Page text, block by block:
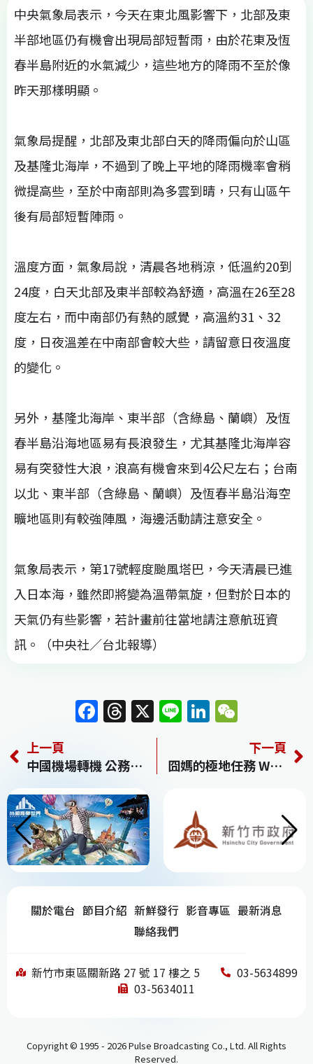
中央氣象局表示，今天在東北風影響下，北部及東
半部地區仍有機會出現局部短暫雨，由於花東及恆
春半島附近的水氣減少，這些地方的降雨不至於像
昨天那樣明顯。
氣象局提醒，北部及東北部白天的降雨偏向於山區
及基隆北海岸，不過到了晚上平地的降雨機率會稍
微提高些，至於中南部則為多雲到晴，只有山區午
後有局部短暫陣雨。
溫度方面，氣象局說，清晨各地稍涼，低溫約20到
24度，白天北部及東半部較為舒適，高溫在26至28
度左右，而中南部仍有熱的感覺，高溫約31、32
度，日夜溫差在中南部會較大些，請留意日夜溫度
的變化。
另外，基隆北海岸、東半部（含綠島、蘭嶼）及恆
春半島沿海地區易有長浪發生，尤其基隆北海岸容
易有突發性大浪，浪高有機會來到4公尺左右；台南
以北、東半部（含綠島、蘭嶼）及恆春半島沿海空
曠地區則有較強陣風，海邊活動請注意安全。
氣象局表示，第17號輕度颱風塔巴，今天清晨已進
入日本海，雖然即將變為溫帶氣旋，但對於日本的
天氣仍有些影響，若計畫前往當地請注意航班資
訊。（中央社／台北報導）
F
a
c
e
b
o
o
k
T
h
re
a
d
s
X Li
n
e
Li
n
k
e
n
C
h
上一頁
中國機場轉機 公務員須事先申請
下一頁
囧媽的極地任務 Where’d You Go Bernadette?
關於電台 節目介紹 新鮮發行 影音專區 最新消息
聯絡我們
新竹市東區關新路 27 號 17 樓之 5
03-5634899
03-5634011
Copyright © 1995 - 2026 Pulse Broadcasting Co., Ltd. All Rights
Reserved.